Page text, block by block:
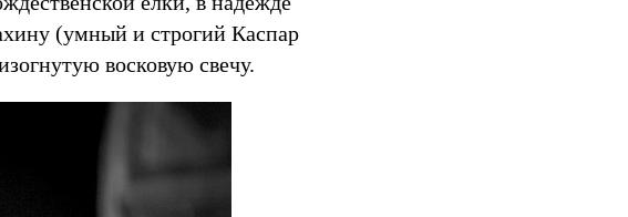
(умный и строгий Каспар
восковую свечу.